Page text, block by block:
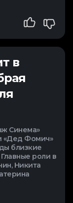
в
Синема»
«Дед Фомич»
близкие
роли в
Никита